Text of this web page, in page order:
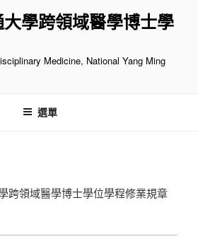
學跨領域醫學博士學
Medicine, National Yang Ming
選單
跨領域醫學博士學位學程修業規章